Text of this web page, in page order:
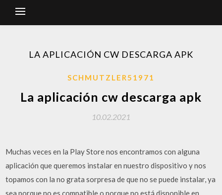
LA APLICACIÓN CW DESCARGA APK
SCHMUTZLER51971
La aplicación cw descarga apk
10.02.2021
Muchas veces en la Play Store nos encontramos con alguna
aplicación que queremos instalar en nuestro dispositivo y nos
topamos con la no grata sorpresa de que no se puede instalar, ya
sea porque no es compatible o porque no está disponible en